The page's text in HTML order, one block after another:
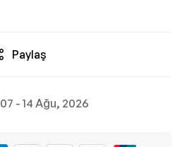
Paylaş
07 - 14 Ağu, 2026